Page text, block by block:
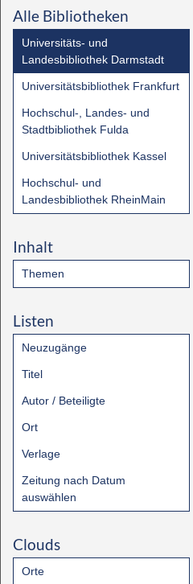
Alle Bibliotheken
Universitäts- und
Landesbibliothek Darmstadt
Universitätsbibliothek Frankfurt
Hochschul-, Landes- und
Stadtbibliothek Fulda
Universitätsbibliothek Kassel
Hochschul- und
Landesbibliothek RheinMain
Inhalt
Themen
Listen
Neuzugänge
Titel
Autor / Beteiligte
Ort
Verlage
Zeitung nach Datum
auswählen
Clouds
Orte